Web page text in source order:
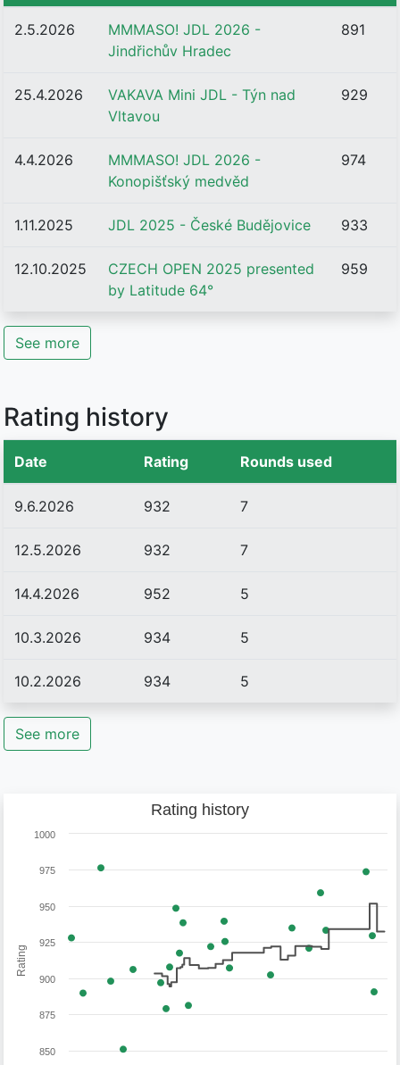
2.5.2026
MMMASO! JDL 2026 -
Jindřichův Hradec
891
25.4.2026
VAKAVA Mini JDL - Týn nad
Vltavou
929
4.4.2026
MMMASO! JDL 2026 -
Konopišťský medvěd
974
1.11.2025 JDL 2025 - České Budějovice 933
12.10.2025
CZECH OPEN 2025 presented
by Latitude 64°
959
See more
Rating history
Date Rating Rounds used
9.6.2026 932 7
12.5.2026 932 7
14.4.2026 952 5
10.3.2026 934 5
10.2.2026 934 5
See more
Rating
Rating history
850
875
900
925
950
975
1000